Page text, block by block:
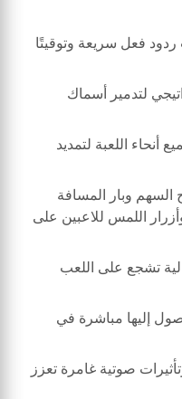
فعل سريعة وتوقيتًا
لتدمير أسماك
أنحاء اللعبة لتمديد
السهم وبار المسافة
اللمس للاعبين على
تشجع على اللعب
إليها مباشرة في
صوتية غامرة تعزز